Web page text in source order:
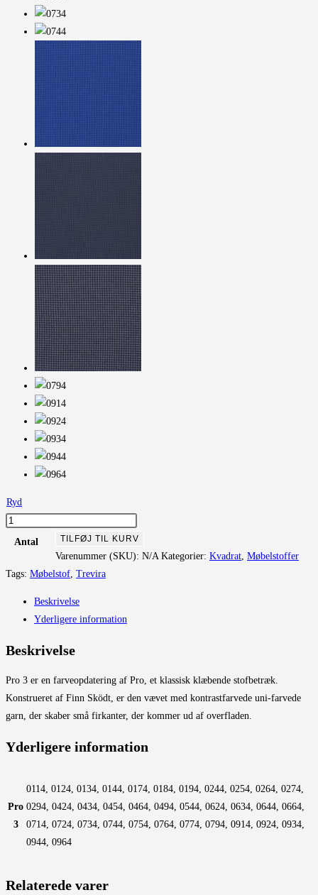
Ryd
Pro
Antal TILFØJ TIL KURV
Varenummer (SKU): N/A Kategorier: Kvadrat Møbelstoffer
Tags: Møbelstof Trevira
Beskrivelse
Yderligere information
Beskrivelse
Pro 3 er en farveopdatering af Pro, et klassisk klæbende stofbetræk.
Konstrueret af Finn Sködt, er den vævet med kontrastfarvede uni-farvede
garn, der skaber små firkanter, der kommer ud af overfladen.
Yderligere information
Pro
3
0114, 0124, 0134, 0144, 0174, 0184, 0194, 0244, 0254, 0264, 0274,
0294, 0424, 0434, 0454, 0464, 0494, 0544, 0624, 0634, 0644, 0664,
0714, 0724, 0734, 0744, 0754, 0764, 0774, 0794, 0914, 0924, 0934,
0944, 0964
Relaterede varer